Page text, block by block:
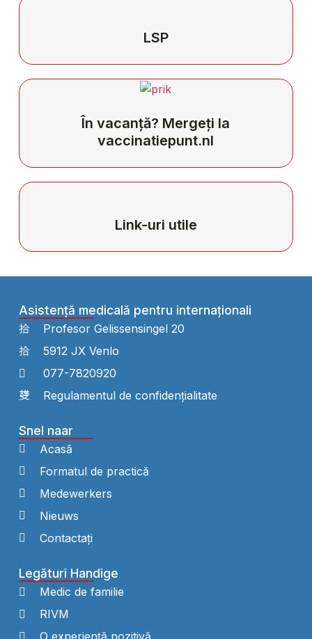
LSP
În vacanță? Mergeți la
vaccinatiepunt.nl
Link-uri utile
Asistență medicală pentru internaționali
Profesor Gelissensingel 20
5912 JX Venlo
077-7820920
Regulamentul de confidențialitate
Snel naar
Acasă
Formatul de practică
Medewerkers
Nieuws
Contactați
Legături Handige
Medic de familie
RIVM
O experiență pozitivă